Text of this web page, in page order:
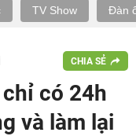
TV Show Đàn
CHIA SẺ
có 24h
và làm lại